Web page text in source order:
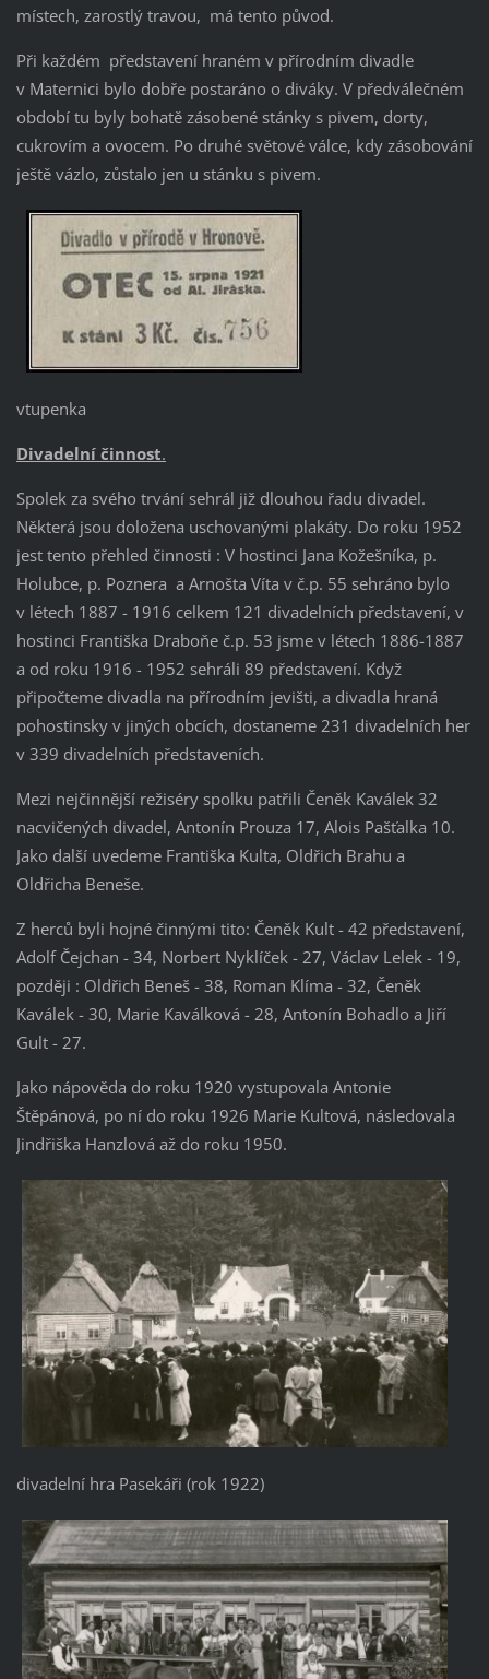
místech, zarostlý travou, má tento původ.
Při každém představení hraném v přírodním divadle
v Maternici bylo dobře postaráno o diváky. V předválečném
období tu byly bohatě zásobené stánky s pivem, dorty,
cukrovím a ovocem. Po druhé světové válce, kdy zásobování
ještě vázlo, zůstalo jen u stánku s pivem.
vtupenka
Divadelní činnost.
Spolek za svého trvání sehrál již dlouhou řadu divadel.
Některá jsou doložena uschovanými plakáty. Do roku 1952
jest tento přehled činnosti : V hostinci Jana Kožešníka, p.
Holubce, p. Poznera a Arnošta Víta v č.p. 55 sehráno bylo
v létech 1887 - 1916 celkem 121 divadelních představení, v
hostinci Františka Draboňe č.p. 53 jsme v létech 1886-1887
a od roku 1916 - 1952 sehráli 89 představení. Když
připočteme divadla na přírodním jevišti, a divadla hraná
pohostinsky v jiných obcích, dostaneme 231 divadelních her
v 339 divadelních představeních.
Mezi nejčinnější režiséry spolku patřili Čeněk Kaválek 32
nacvičených divadel, Antonín Prouza 17, Alois Pašťalka 10.
Jako další uvedeme Františka Kulta, Oldřich Brahu a
Oldřicha Beneše.
Z herců byli hojné činnými tito: Čeněk Kult - 42 představení,
Adolf Čejchan - 34, Norbert Nyklíček - 27, Václav Lelek - 19,
později : Oldřich Beneš - 38, Roman Klíma - 32, Čeněk
Kaválek - 30, Marie Kaválková - 28, Antonín Bohadlo a Jiří
Gult - 27.
Jako nápověda do roku 1920 vystupovala Antonie
Štěpánová, po ní do roku 1926 Marie Kultová, následovala
Jindřiška Hanzlová až do roku 1950.
divadelní hra Pasekáři (rok 1922)